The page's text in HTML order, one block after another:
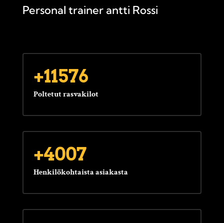
Personal trainer antti Rossi
+11576
Poltetut rasvakilot
+4007
Henkilökohtaista asiakasta